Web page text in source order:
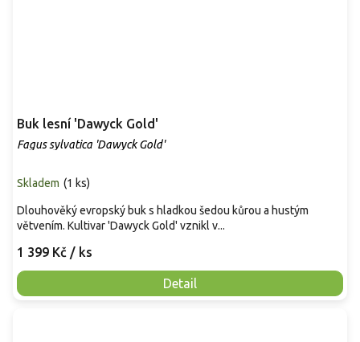
Buk lesní 'Dawyck Gold'
Fagus sylvatica 'Dawyck Gold'
Skladem (1 ks)
1 399 Kč / ks
Detail
Dlouhověký evropský buk s hladkou šedou kůrou a hustým
větvením. Kultivar 'Dawyck Gold' vznikl v...